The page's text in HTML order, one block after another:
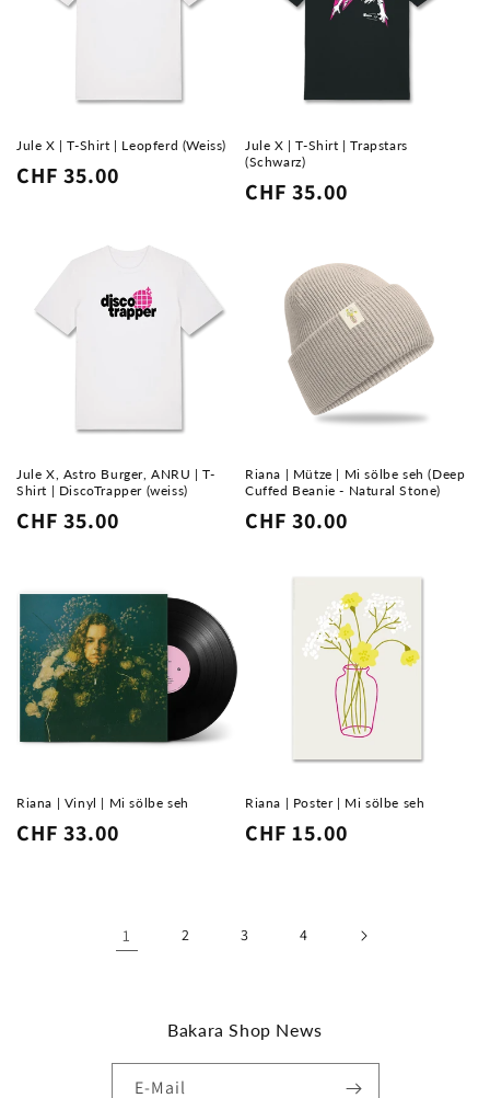
Jule X | T-Shirt | Leopferd (Weiss)
Normaler
CHF 35.00
Jule X | T-Shirt | Trapstars
(Schwarz)
Normaler
CHF 35.00
Jule X, Astro Burger, ANRU | T-
Shirt | DiscoTrapper (weiss)
Normaler
CHF 35.00
Riana | Mütze | Mi sölbe seh (Deep
Cuffed Beanie - Natural Stone)
Normaler
CHF 30.00
Riana | Vinyl | Mi sölbe seh
Normaler
CHF 33.00
Riana | Poster | Mi sölbe seh
Normaler
CHF 15.00
1 2 3 4
Bakara Shop News
E-Mail